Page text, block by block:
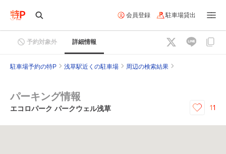
会員登録 駐車場貸出
予約対象外 詳細情報
駐車場予約の特P 浅草駅近くの駐車場 周辺の検索結果
パーキング情報
エコロパーク パークウェル浅草 11